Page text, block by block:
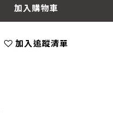
加入購物車
加入追蹤清單